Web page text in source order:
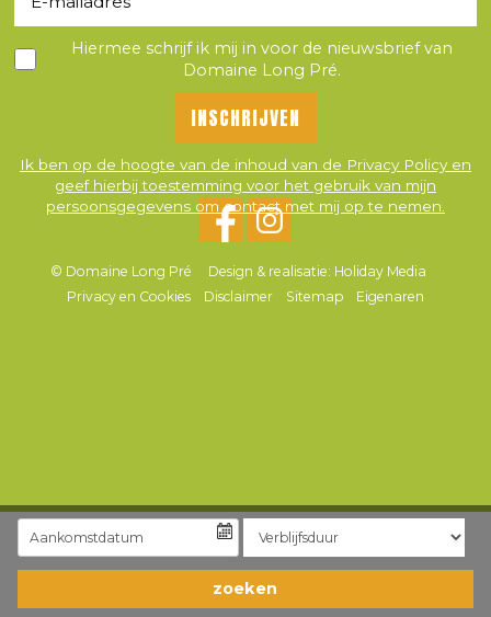
zoeken
Hiermee schrijf ik mij in voor de nieuwsbrief van
Domaine Long Pré.
Ik ben op de hoogte van de inhoud van de Privacy Policy en
geef hierbij toestemming voor het gebruik van mijn
persoonsgegevens om contact met mij op te nemen.
© Domaine Long Pré
Design & realisatie: Holiday Media
Privacy en Cookies
Disclaimer Sitemap Eigenaren